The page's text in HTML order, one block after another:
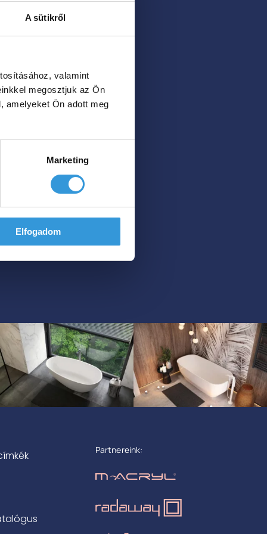
A sütikről
valamint
megosztjuk az Ön
amelyeket Ön adott meg
Marketing
Elfogadom
Partnereink: